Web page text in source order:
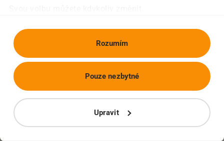
Rozumím
Upravit
Pouze nezbytné